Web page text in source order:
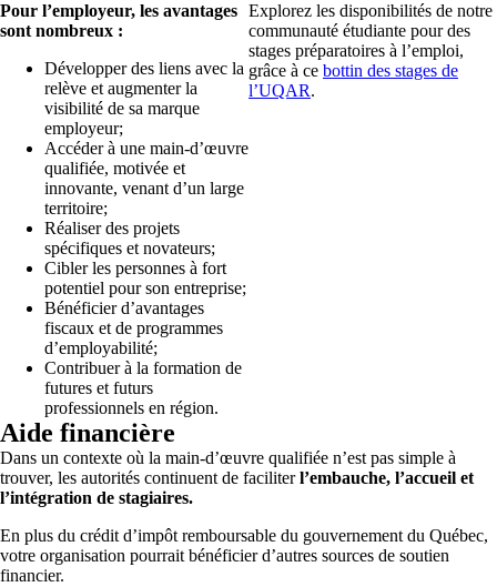
Pour l’employeur, les avantages
sont nombreux :
Développer des liens avec la
relève et augmenter la
visibilité de sa marque
employeur;
Accéder à une main-d’œuvre
qualifiée, motivée et
innovante, venant d’un large
territoire;
Réaliser des projets
spécifiques et novateurs;
Cibler les personnes à fort
potentiel pour son entreprise;
Bénéficier d’avantages
fiscaux et de programmes
d’employabilité;
Contribuer à la formation de
futures et futurs
professionnels en région.
Explorez les disponibilités de notre
communauté étudiante pour des
stages préparatoires à l’emploi,
grâce à ce bottin des stages de
l’UQAR.
Aide financière
Dans un contexte où la main-d’œuvre qualifiée n’est pas simple à
trouver, les autorités continuent de faciliterl’embauche, l’accueil et
l’intégration de stagiaires.
En plus du crédit d’impôt remboursable du gouvernement du Québec,
votre organisation pourrait bénéficier d’autres sources de soutien
financier.